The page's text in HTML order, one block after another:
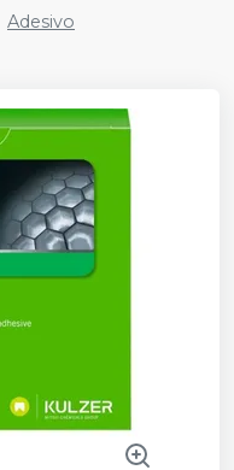
Adesivo